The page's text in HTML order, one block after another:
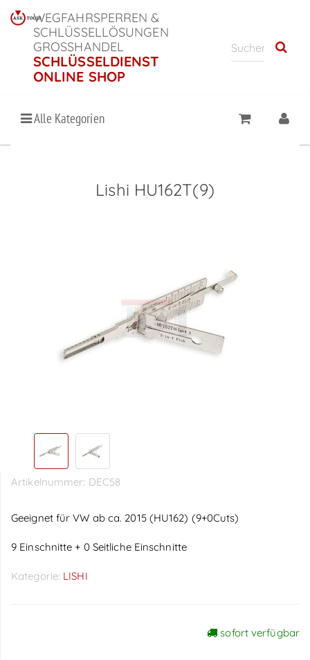
WEGFAHRSPERREN &
SCHLÜSSELLÖSUNGEN
GROSSHANDEL
SCHLÜSSELDIENST
ONLINE SHOP
Alle Kategorien
Lishi HU162T(9)
Artikelnummer: DEC58
Geeignet für VW ab ca. 2015 (HU162) (9+0Cuts)
9 Einschnitte + 0 Seitliche Einschnitte
Kategorie: LISHI
sofort verfügbar